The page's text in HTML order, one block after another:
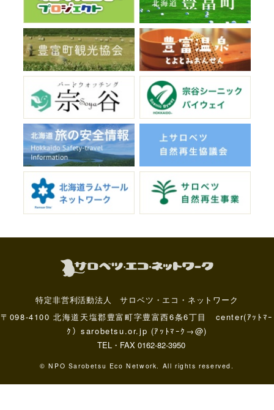
特定非営利活動法人 サロベツ・エコ・ネットワーク
〒098-4100 北海道天塩郡豊富町字豊富西6条6丁目 center(ｱｯﾄﾏｰ
ｸ）sarobetsu.or.jp (ｱｯﾄﾏｰｸ→@)
TEL・FAX 0162-82-3950
© NPO Sarobetsu Eco Network. All rights reserved.